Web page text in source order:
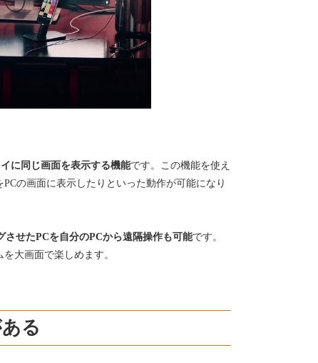
に同じ画面を表示する機能です。この機能を使え
の画面に表示したりといった動作が可能になり
せたPCを自分のPCから遠隔操作も可能です。
大画面で楽しめます。
る